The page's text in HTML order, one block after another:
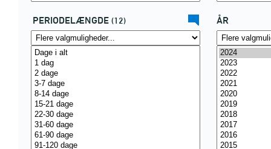
PERIODELÆNGDE (12) ÅR